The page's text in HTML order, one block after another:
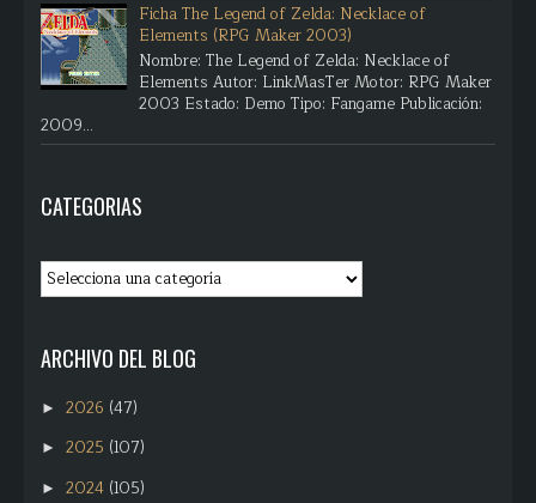
Ficha The Legend of Zelda: Necklace of
Elements (RPG Maker 2003)
Nombre: The Legend of Zelda: Necklace of
Elements Autor: LinkMasTer Motor: RPG Maker
2003 Estado: Demo Tipo: Fangame Publicación:
2009...
CATEGORIAS
ARCHIVO DEL BLOG
► 2026 (47)
► 2025 (107)
► 2024 (105)